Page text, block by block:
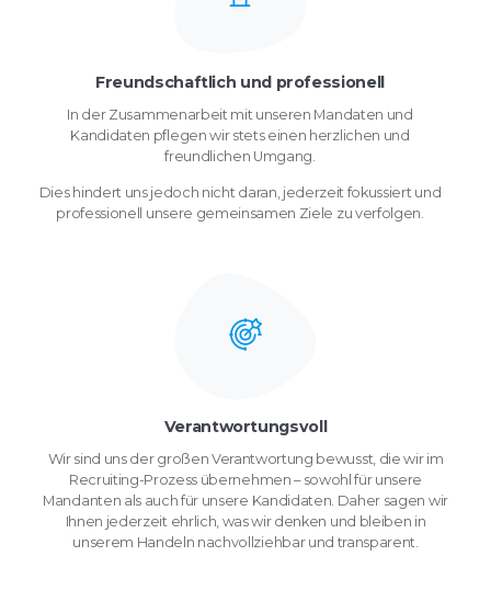
Freundschaftlich und professionell
In der Zusammenarbeit mit unseren Mandaten und
Kandidaten pflegen wir stets einen herzlichen und
freundlichen Umgang.
Dies hindert uns jedoch nicht daran, jederzeit fokussiert und
professionell unsere gemeinsamen Ziele zu verfolgen.
Verantwortungsvoll
Wir sind uns der großen Verantwortung bewusst, die wir im
Recruiting-Prozess übernehmen – sowohl für unsere
Mandanten als auch für unsere Kandidaten. Daher sagen wir
Ihnen jederzeit ehrlich, was wir denken und bleiben in
unserem Handeln nachvollziehbar und transparent.